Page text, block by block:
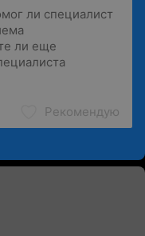
Рекомендую